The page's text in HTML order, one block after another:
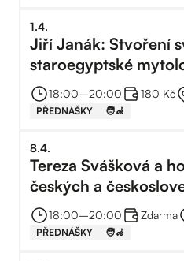
1.4.
Jiří Janák: Stvoření
staroegyptské
královské ideologie
18:00–⁠20:00 180 Kč
PŘEDNÁŠKY 🧑‍🦽
8.4.
Tereza Svášková a
českých a
Egyptě
18:00–⁠20:00 Zdarma
PŘEDNÁŠKY 🧑‍🦽